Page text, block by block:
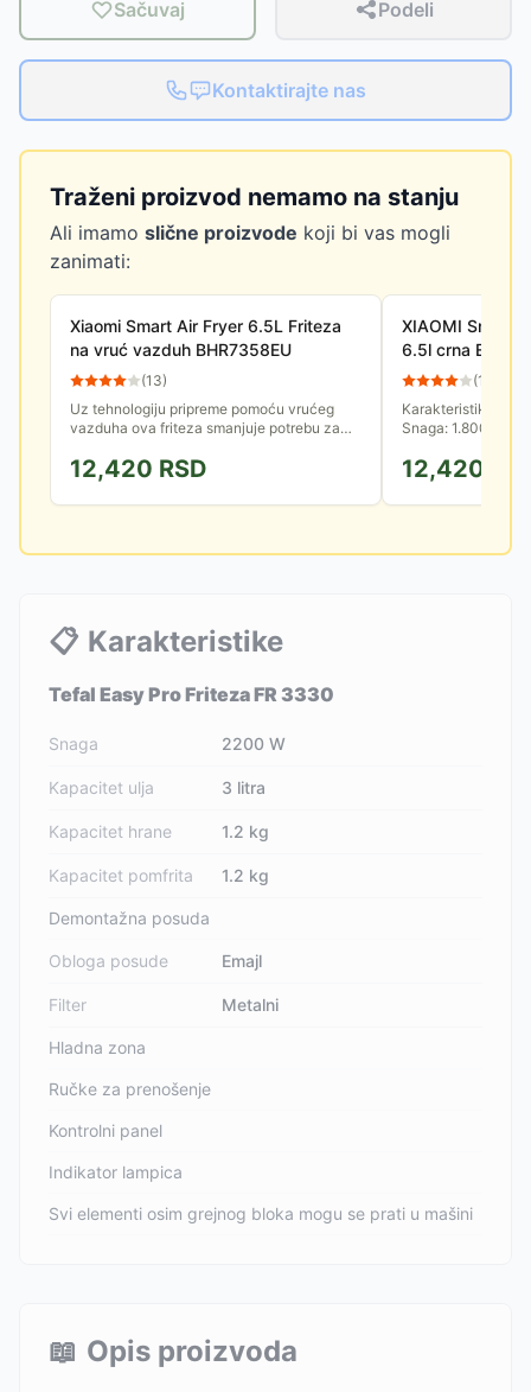
Sačuvaj Podeli
Kontaktirajte nas
Traženi proizvod nemamo na stanju
Ali imamo slične proizvode koji bi vas mogli
zanimati:
Xiaomi Smart Air Fryer 6.5L Friteza
na vruć vazduh BHR7358EU
(13)
Uz tehnologiju pripreme pomoću vrućeg
vazduha ova friteza smanjuje potrebu za
kapacitet od 6.5 litara, što je...
12,420 RSD
XIAOMI Smart
6.5l crna EU
(13
Karakteristike -
Snaga: 1.800W
karakteristike -
12,420
📋 Karakteristike
Tefal Easy Pro Friteza FR 3330
Snaga 2200 W
Kapacitet ulja 3 litra
Kapacitet hrane 1.2 kg
Kapacitet pomfrita 1.2 kg
Demontažna posuda
Obloga posude Emajl
Filter Metalni
Hladna zona
Ručke za prenošenje
Kontrolni panel
Indikator lampica
Svi elementi osim grejnog bloka mogu se prati u mašini
📖 Opis proizvoda